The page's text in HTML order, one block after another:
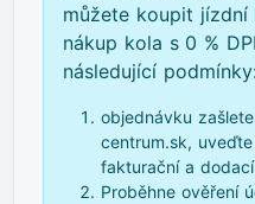
můžete koupit jízdní
nákup kola s 0 %
následující podmínky:
objednávku
centrum.sk,
fakturační a
Proběhne ověření